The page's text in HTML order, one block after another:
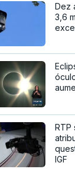
Dez
3,6
RTP
IGF